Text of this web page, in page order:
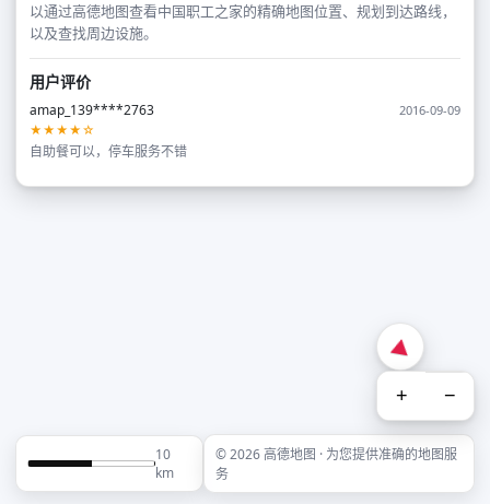
以通过高德地图查看中国职工之家的精确地图位置、规划到达路线，
以及查找周边设施。
用户评价
amap_139****2763
2016-09-09
★★★★☆
自助餐可以，停车服务不错
+ −
10
km
© 2026 高德地图 · 为您提供准确的地图服
务